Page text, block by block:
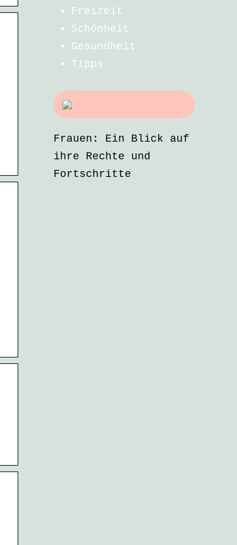
Freizeit
Schönheit
Gesundheit
Tipps
Frauen: Ein Blick auf
ihre Rechte und
Fortschritte